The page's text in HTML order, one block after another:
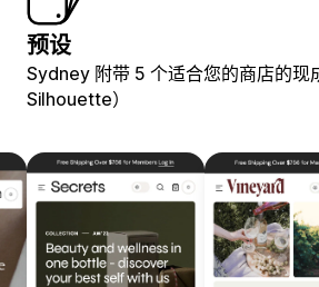
预设
Sydney 附带 5 个适合您的商店的现
Silhouette）